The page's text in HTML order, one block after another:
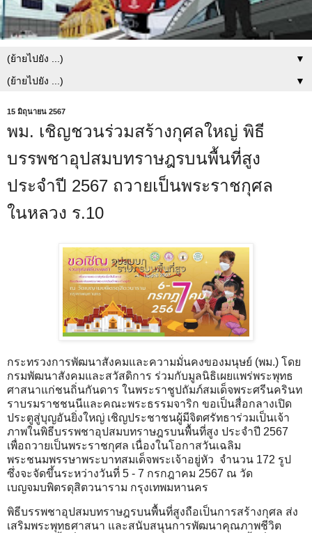
▼
▼
15 มิถุนายน 2567
พม. เชิญชวนร่วมสร้างกุศลใหญ่ พิธี
บรรพชาอุปสมบทราษฎรบนพื้นที่สูง
ประจำปี 2567 ถวายเป็นพระราชกุศล
ในหลวง ร.10
กระทรวงการพัฒนาสังคมและความมั่นคงของมนุษย์ (พม.) โดย
กรมพัฒนาสังคมและสวัสดิการ ร่วมกับมูลนิธิเผยแพร่พระพุทธ
ศาสนาแก่ชนถิ่นกันดาร ในพระราชูปถัมภ์สมเด็จพระศรีนครินท
ราบรมราชชนนีและคณะพระธรรมจาริก ขอเป็นสื่อกลางเปิด
ประตูสู่บุญอันยิ่งใหญ่ เชิญประชาชนผู้มีจิตศรัทธาร่วมเป็นเจ้า
ภาพในพิธีบรรพชาอุปสมบทราษฎรบนพื้นที่สูง ประจำปี 2567
เพื่อถวายเป็นพระราชกุศล เนื่องในโอกาสวันเฉลิม
พระชนมพรรษาพระบาทสมเด็จพระเจ้าอยู่หัว จำนวน 172 รูป
ซึ่งจะจัดขึ้นระหว่างวันที่ 5 - 7 กรกฎาคม 2567 ณ วัด
เบญจมบพิตรดุสิตวนาราม กรุงเทพมหานคร
พิธีบรรพชาอุปสมบทราษฎรบนพื้นที่สูงถือเป็นการสร้างกุศล ส่ง
เสริมพระพุทธศาสนา และสนับสนุนการพัฒนาคุณภาพชีวิต